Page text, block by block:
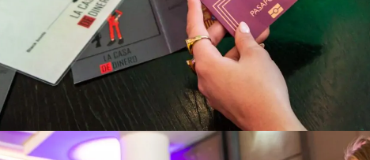
Vanaf €
van Almere ontdekken, met de speurtocht door de stad.